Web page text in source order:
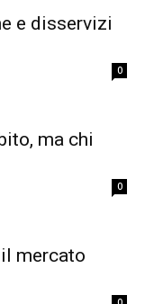
e disservizi
0
ma chi
0
mercato